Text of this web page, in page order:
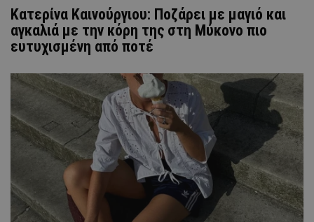
Κατερίνα Καινούργιου: Ποζάρει με μαγιό και
αγκαλιά με την κόρη της στη Μύκονο πιο
ευτυχισμένη από ποτέ